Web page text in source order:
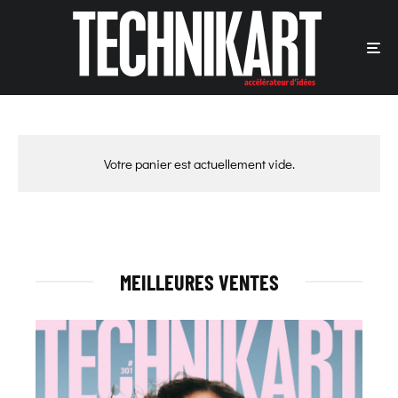
Votre panier est actuellement vide.
MEILLEURES VENTES